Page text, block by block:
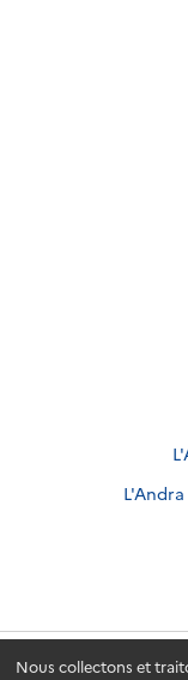
Nous collectons et
Andra.fr